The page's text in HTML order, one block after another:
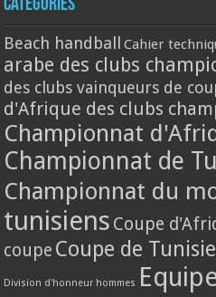
Catégories
Beach handball Cahier
arabe des clubs
des clubs vainqueurs de
d'Afrique des clubs
Championnat
Championnat de
Championnat du
tunisiens Coupe
coupe Coupe de Tunisie
Division d'honneur hommes